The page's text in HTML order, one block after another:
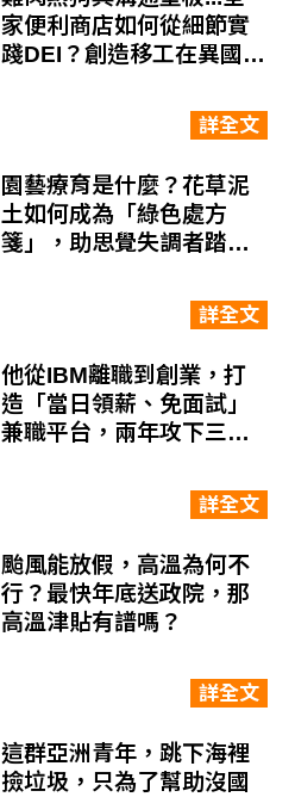
家便利商店如何從細節實
踐DEI？創造移工在異國的
詳全文
園藝療育是什麼？花草泥
土如何成為「綠色處方
箋」，助思覺失調者踏上
詳全文
他從IBM離職到創業，打
造「當日領薪、免面試」
兼職平台，兩年攻下三國
詳全文
颱風能放假，高溫為何不
行？最快年底送政院，那
高溫津貼有譜嗎？
詳全文
這群亞洲青年，跳下海裡
撿垃圾，只為了幫助沒國